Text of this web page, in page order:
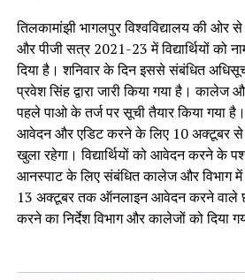
तिलकामांझी भागलपुर विश्वविद्यालय की
और पीजी सत्र 2021-23 में विद्यार्थियों को
दिया है। शनिवार के दिन इससे संबंधित
प्रवेश सिंह द्वारा जारी किया गया है। कालेज
पहले पाओ के तर्ज पर सूची तैयार किया गया
आवेदन और एडिट करने के लिए 10 अक्टूबर से
खुला रहेगा। विद्यार्थियों को आवेदन करने के
आनस्पाट के लिए संबंधित कालेज और विभाग में
13 अक्टूबर तक ऑनलाइन आवेदन करने वाले
करने का निर्देश विभाग और कालेजों को दिया